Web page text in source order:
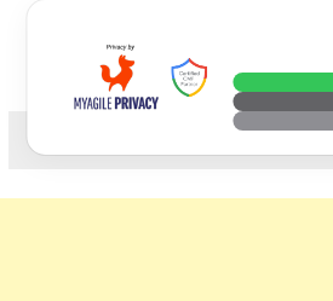
科技. 生活. 攝影.